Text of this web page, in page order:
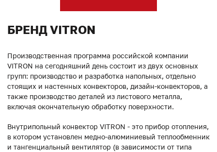
БРЕНД VITRON
Производственная программа российской компании
VITRON на сегодняшний день состоит из двух основных
групп: производство и разработка напольных, отдельно
стоящих и настенных конвекторов, дизайн-конвекторов, а
также производство деталей из листового металла,
включая окончательную обработку поверхности.
Внутрипольный конвектор VITRON - это прибор отопления,
в котором установлен медно-алюминиевый теплообменник
и тангенциальный вентилятор (в зависимости от типа